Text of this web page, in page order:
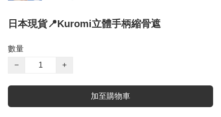
日本現貨📍Kuromi立體手柄縮骨遮
數量
−
+
加至購物車